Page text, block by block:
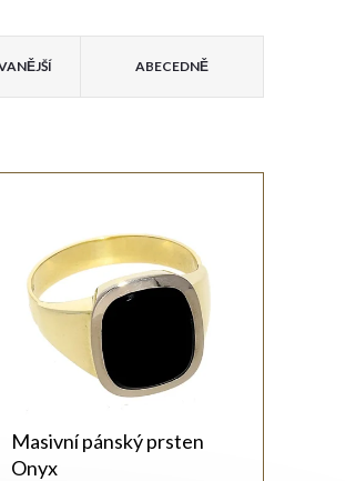
ABECEDNĚ
Masivní pánský prsten
Onyx